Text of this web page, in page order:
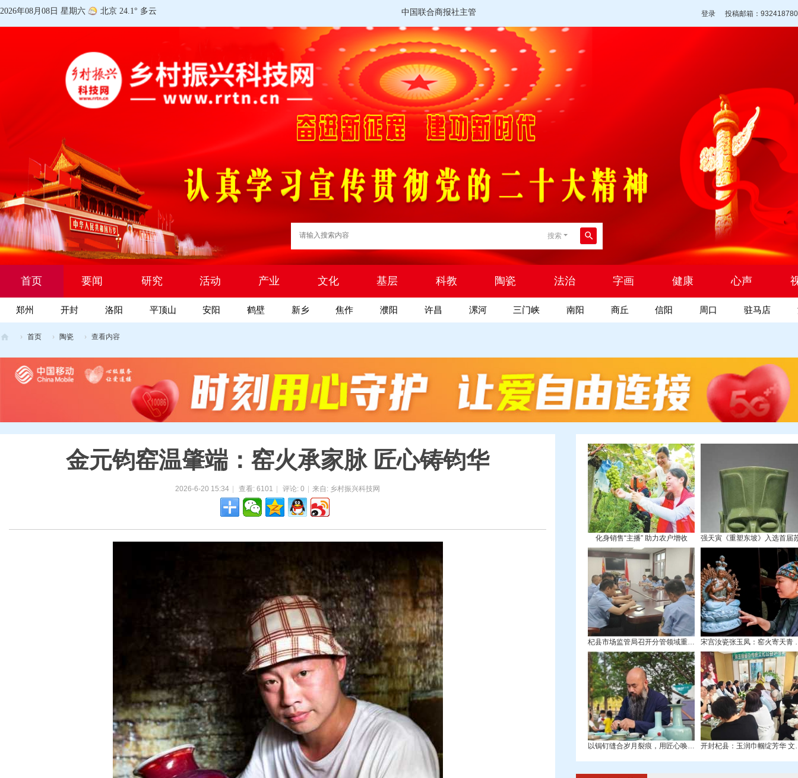
中国联合商报社主管 登录 投稿邮箱：
首页
Portal
要闻 研究
院
活动 产业 文化 基层 科教 陶瓷 法治 字画 健康 心声
搜索
搜
郑州 开封 洛阳 平顶山 安阳 鹤壁 新乡 焦作 濮阳 许昌 漯河 三门峡 南阳 商丘 信阳 周口 驻马店
科
› 首页 › 陶瓷 › 查看内容
金元钧窑温肇端：窑火承家脉 匠心铸钧华
2026-6-20 15:34 查看: 6101 评论: 0 来自: 乡村振兴科技网
化身销售“主播” 助力农户增收
杞县市场监管局召开分管领域重点工作推进会 宋宫汝瓷
以锔钉缝合岁月裂痕，用匠心唤醒残缺之美— 开封杞县